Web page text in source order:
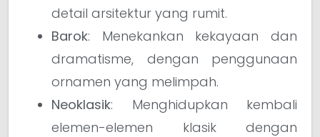
detail arsitektur yang rumit.
Barok: Menekankan kekayaan dan
dramatisme, dengan penggunaan
ornamen yang melimpah.
Neoklasik: Menghidupkan kembali
elemen-elemen klasik dengan